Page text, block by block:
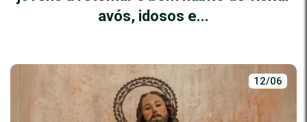
avós, idosos e...
12/06